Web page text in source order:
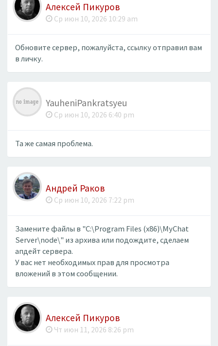
Алексей Пикуров
Ср июн 10, 2026 10:29 am
Обновите сервер, пожалуйста, ссылку отправил вам
в личку.
YauheniPankratsyeu
Ср июн 10, 2026 6:40 pm
Та же самая проблема.
Андрей Раков
Ср июн 10, 2026 7:22 pm
Замените файлы в "C:\Program Files (x86)\MyChat
Server\node\" из архива или подождите, сделаем
апдейт сервера.
У вас нет необходимых прав для просмотра
вложений в этом сообщении.
Алексей Пикуров
Чт июн 11, 2026 8:26 pm